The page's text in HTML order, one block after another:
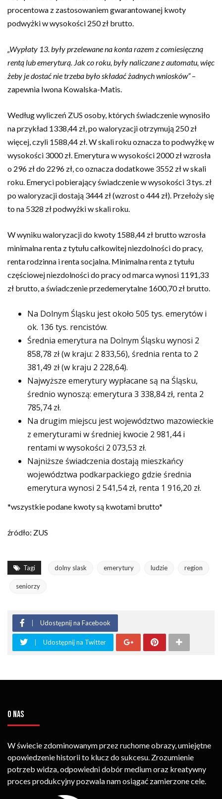
procentowa z zastosowaniem gwarantowanej kwoty
podwyżki w wysokości 250 zł brutto.
„Wypłaty 13. były przelewane na konta razem z comiesięczną
rentą lub emeryturą. Jak co roku, były naliczane z automatu, więc
żeby je dostać nie trzeba było składać żadnych wniosków”–
zapewnia Iwona Kowalska-Matis.
Według wyliczeń ZUS osoby, których świadczenie wynosiło
na przykład 1338,44 zł, po waloryzacji otrzymują 250 zł
więcej, czyli 1588,44 zł. W skali roku oznacza to podwyżkę w
wysokości 3000 zł. Emerytura w wysokości 2000 zł wzrosła
o 296 zł do 2296 zł, co oznacza dodatkowe 3552 zł w skali
roku. Emeryci pobierający świadczenie w wysokości 3 tys. zł
po waloryzacji dostają 3444 zł (wzrost o 444 zł). Przełoży się
to na 5328 zł podwyżki w skali roku.
W wyniku waloryzacji do kwoty 1588,44 zł brutto wzrosła
minimalna renta z tytułu całkowitej niezdolności do pracy,
renta rodzinna i renta socjalna. Minimalna renta z tytułu
częściowej niezdolności do pracy od marca wynosi 1191,33
zł brutto, a świadczenie przedemerytalne 1600,70 zł brutto.
Na Dolnym Śląsku jest około 505 tys. emerytów i
ok. 136 tys. rencistów.
Średnia emerytura na Dolnym Śląsku wynosi 2
858,78 zł (w kraju: 2 833,56), średnia renta to 2
381,49 zł (w kraju 2 228,64).
Najwyższe emerytury wypłacane są na Śląsku,
średnio wynoszą: emerytura 3 338,84 zł, renta 2
785,74 zł.
Na drugim miejscu jest województwo mazowieckie
z emeryturami w średniej kwocie 2 981,44 i
rentami w wysokości 2 073,53 zł.
Najniższe świadczenia dostają mieszkańcy
województwa podkarpackiego gdzie średnia
emerytura wynosi 2 541,54 zł, renta 1 916,20 zł.
*wszystkie podane kwoty są kwotami brutto*
źródło: ZUS
Tagi dolny slask emerytury ludzie region
seniorzy
Udostępnij na Facebook
Udostępnij na Twitter
O NAS
W świecie zdominowanym przez ruchome obrazy, umiejętne
opowiedzenie historii to klucz do sukcesu. Zrozumienie
potrzeb widza, odpowiedni dobór medium oraz kreatywny
proces produkcyjny pozwala nam osiągać zamierzone cele.